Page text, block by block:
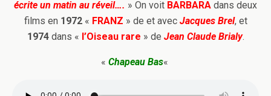
écrite un matin au réveil…. » On voit BARBARA dans deux
films en 1972« FRANZ » de et avec Jacques Brel, et
1974dans « l’Oiseau rare » de Jean Claude Brialy.
« Chapeau Bas«